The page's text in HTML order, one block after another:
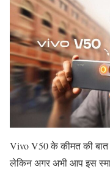
Vivo V50 के कीमत की
लेकिन अगर अभी आप इस